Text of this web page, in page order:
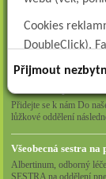
Lékař oddělení
Albertinum, odborný
Přidejte se k nám Do
lůžkové oddělení
Všeobecná sestra
Albertinum, odborný
SESTRA na oddělení
Cookies
DoubleClick),
dlouhodobé).
například
sociálních
Technické
díky které si
Přijmout